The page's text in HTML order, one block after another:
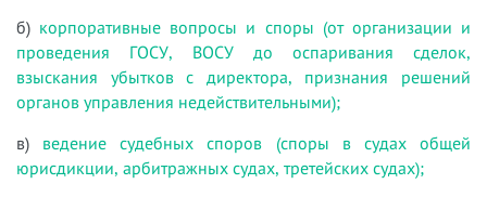
б) корпоративные вопросы и споры (от организации и
проведения ГОСУ, ВОСУ до оспаривания сделок,
взыскания убытков с директора, признания решений
органов управления недействительными);
в) ведение судебных споров (споры в судах общей
юрисдикции, арбитражных судах, третейских судах);